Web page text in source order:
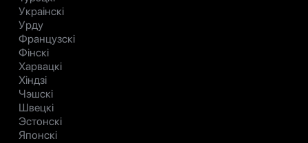
Украінскі
Урду
Французскі
Фінскі
Харвацкі
Хіндзі
Чэшскі
Швецкі
Эстонскі
Японскі